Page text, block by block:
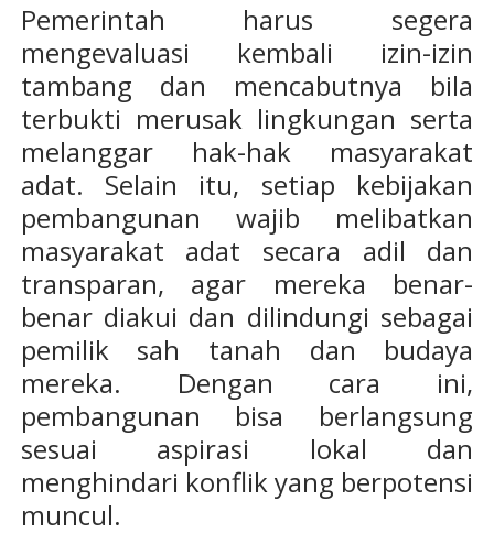
Pemerintah harus segera
mengevaluasi kembali izin-izin
tambang dan mencabutnya bila
terbukti merusak lingkungan serta
melanggar hak-hak masyarakat
adat. Selain itu, setiap kebijakan
pembangunan wajib melibatkan
masyarakat adat secara adil dan
transparan, agar mereka benar-
benar diakui dan dilindungi sebagai
pemilik sah tanah dan budaya
mereka. Dengan cara ini,
pembangunan bisa berlangsung
sesuai aspirasi lokal dan
menghindari konflik yang berpotensi
muncul.